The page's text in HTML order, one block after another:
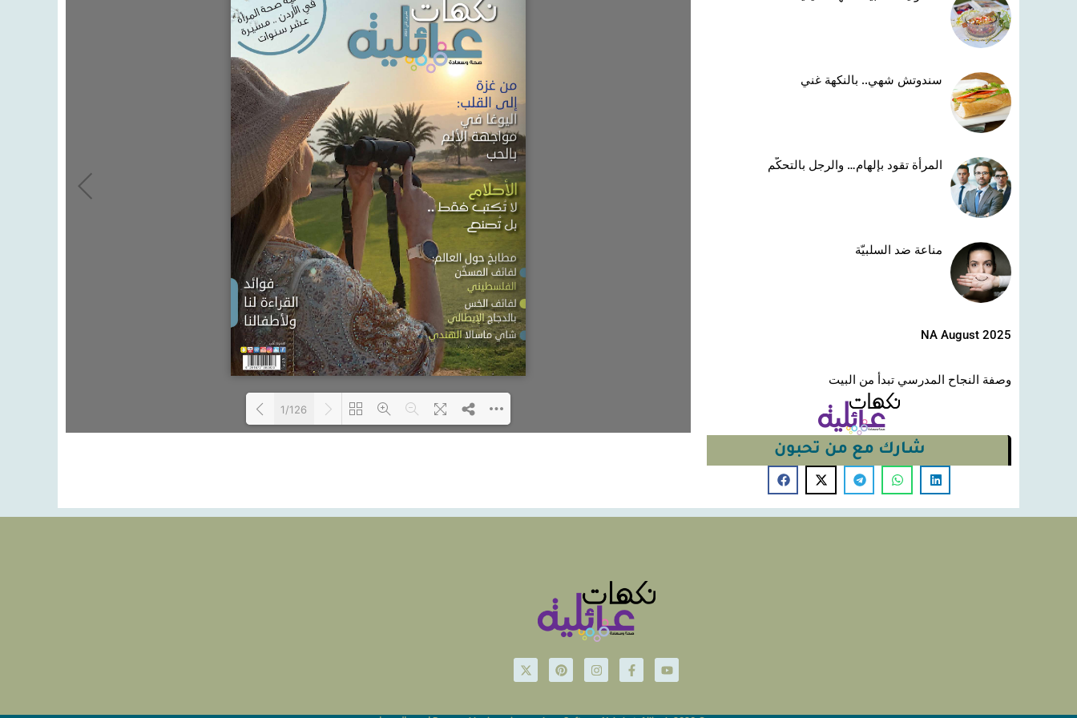
سندوتش شهي.. بالنكهة غني
المرأة تقود بإلهام… والرجل بالتحكّم
مناعة ضد السلبيّة
NA August 2025
وصفة النجاح المدرسي تبدأ من البيت
شارك مع من تحبون
1/126